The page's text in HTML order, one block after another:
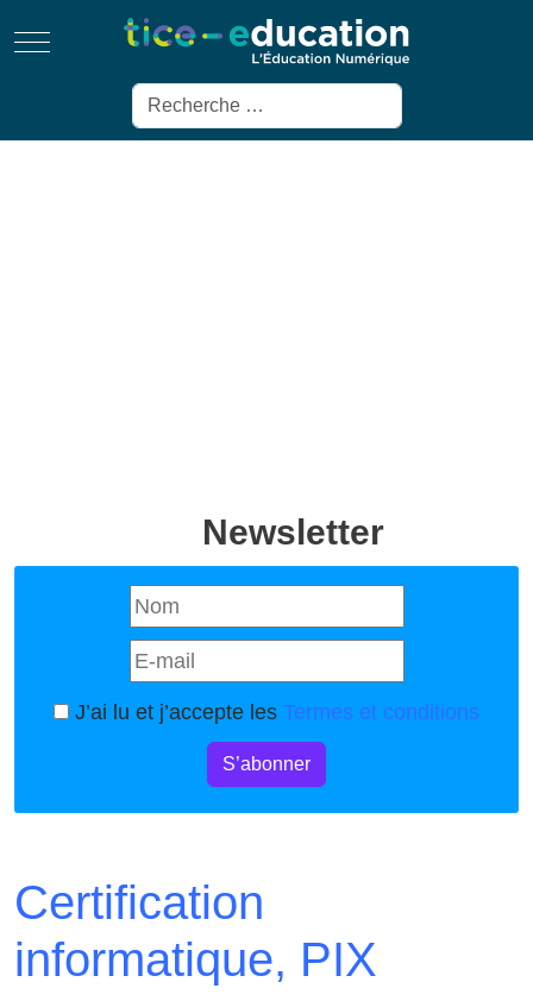
Mobile Menu Toggle
Rechercher
Newsletter
J’ai lu et j’accepte les Termes et conditions
S’abonner
Certification
informatique, PIX